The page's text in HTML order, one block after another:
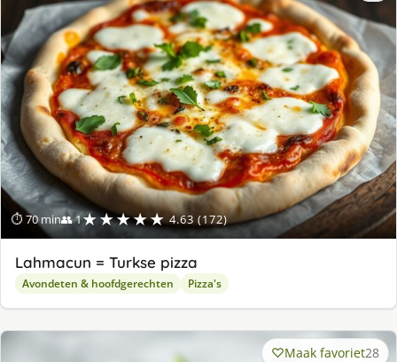
⏱ 70 min👥 1★★★★★ 4.63 (172)
Lahmacun = Turkse pizza
Avondeten & hoofdgerechten Pizza's
Maak favoriet28